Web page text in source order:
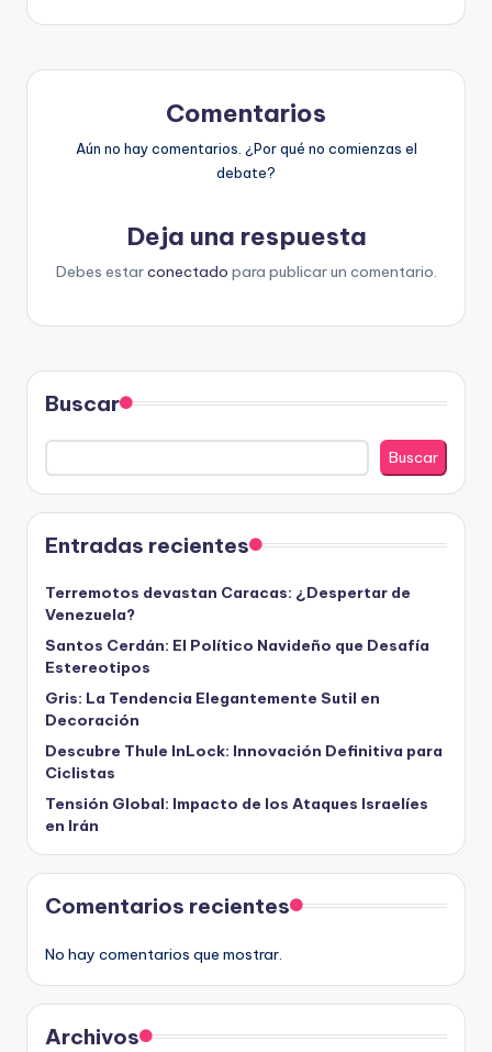
Comentarios
Aún no hay comentarios. ¿Por qué no comienzas el
debate?
Deja una respuesta
Debes estarconectado para publicar un comentario.
Buscar
Buscar
Entradas recientes
Terremotos devastan Caracas: ¿Despertar de
Venezuela?
Santos Cerdán: El Político Navideño que Desafía
Estereotipos
Gris: La Tendencia Elegantemente Sutil en
Decoración
Descubre Thule InLock: Innovación Definitiva para
Ciclistas
Tensión Global: Impacto de los Ataques Israelíes
en Irán
Comentarios recientes
No hay comentarios que mostrar.
Archivos